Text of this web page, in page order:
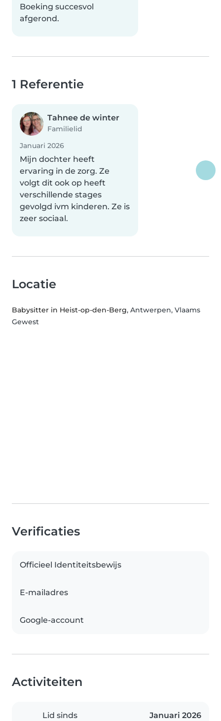
Boeking succesvol
afgerond.
1 Referentie
Tahnee de winter
Familielid
Januari 2026
Mijn dochter heeft
ervaring in de zorg. Ze
volgt dit ook op heeft
verschillende stages
gevolgd ivm kinderen. Ze is
zeer sociaal.
Locatie
Babysitter in Heist-op-den-Berg, Antwerpen, Vlaams
Gewest
Verificaties
Officieel Identiteitsbewijs
E-mailadres
Google-account
Activiteiten
Lid sinds Januari 2026